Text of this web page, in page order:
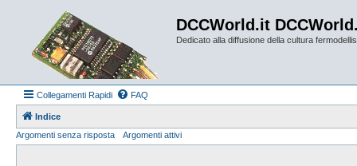
DCCWorld.it
Dedicato alla diffusione della cultura
Collegamenti Rapidi FAQ
Indice
Argomenti senza risposta
Argomenti attivi